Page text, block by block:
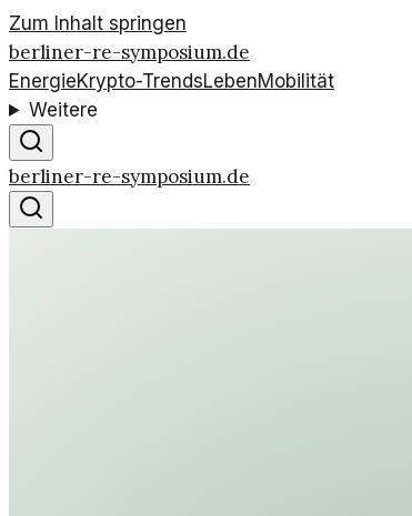
Zum Inhalt springen
berliner-re-symposium.de
EnergieKrypto-TrendsLebenMobilität
Weitere
berliner-re-symposium.de